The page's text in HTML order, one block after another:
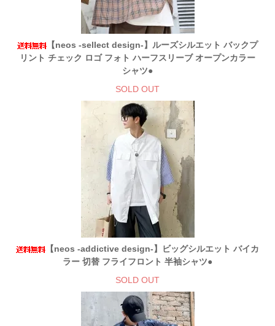
【neos -sellect design-】ルーズシルエット バックプ
リント チェック ロゴ フォト ハーフスリーブ オープンカラー
シャツ●
SOLD OUT
【neos -addictive design-】ビッグシルエット バイカ
ラー 切替 フライフロント 半袖シャツ●
SOLD OUT